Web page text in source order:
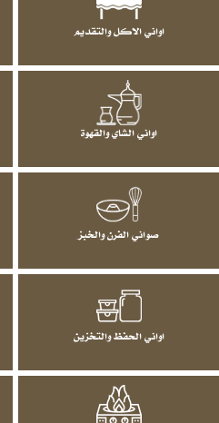
اواني الاكل والتقديم
اواني الشاي والقهوة
صواني الفرن والخبز
اواني الحفظ والتخزين